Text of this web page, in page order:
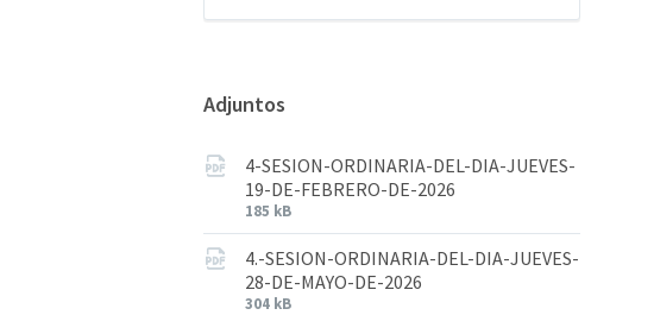
Adjuntos
4-SESION-ORDINARIA-DEL-DIA-JUEVES-
19-DE-FEBRERO-DE-2026
185 kB
4.-SESION-ORDINARIA-DEL-DIA-JUEVES-
28-DE-MAYO-DE-2026
304 kB